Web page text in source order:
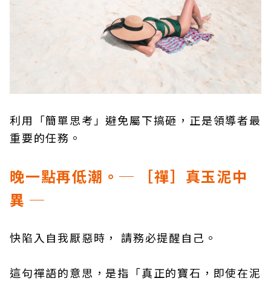
利用「簡單思考」避免屬下搞砸，正是領導者最
重要的任務。
晚一點再低潮。─ ［禪］真玉泥中
異 ─
快陷入自我厭惡時， 請務必提醒自己。
這句禪語的意思，是指「真正的寶石，即使在泥